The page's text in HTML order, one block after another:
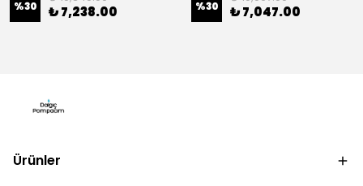
%30 ₺ 7,238.00 %30 ₺ 7,047.00
Ürünler